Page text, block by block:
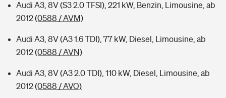
Audi A3, 8V (S3 2.0 TFSI), 221 kW, Benzin, Limousine, ab
2012(0588 / AVM)
Audi A3, 8V (A3 1.6 TDI), 77 kW, Diesel, Limousine, ab
2012(0588 / AVN)
Audi A3, 8V (A3 2.0 TDI), 110 kW, Diesel, Limousine, ab
2012(0588 / AVO)